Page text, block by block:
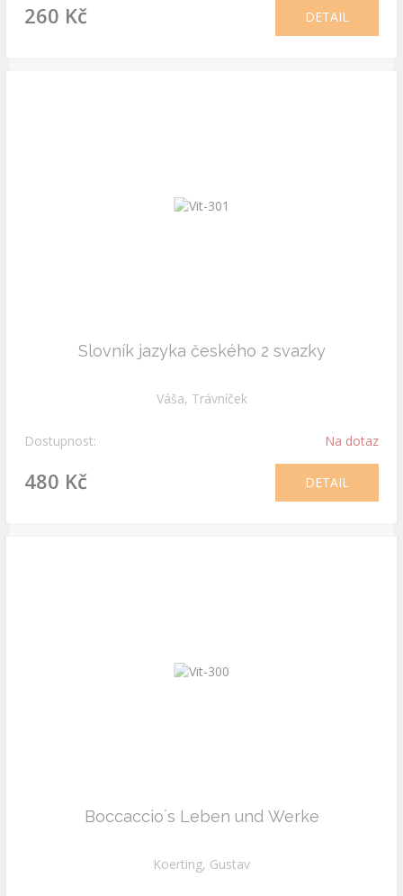
260 Kč DETAIL
Slovník jazyka českého 2 svazky
Váša, Trávníček
Dostupnost: Na dotaz
480 Kč DETAIL
Boccaccio´s Leben und Werke
Koerting, Gustav